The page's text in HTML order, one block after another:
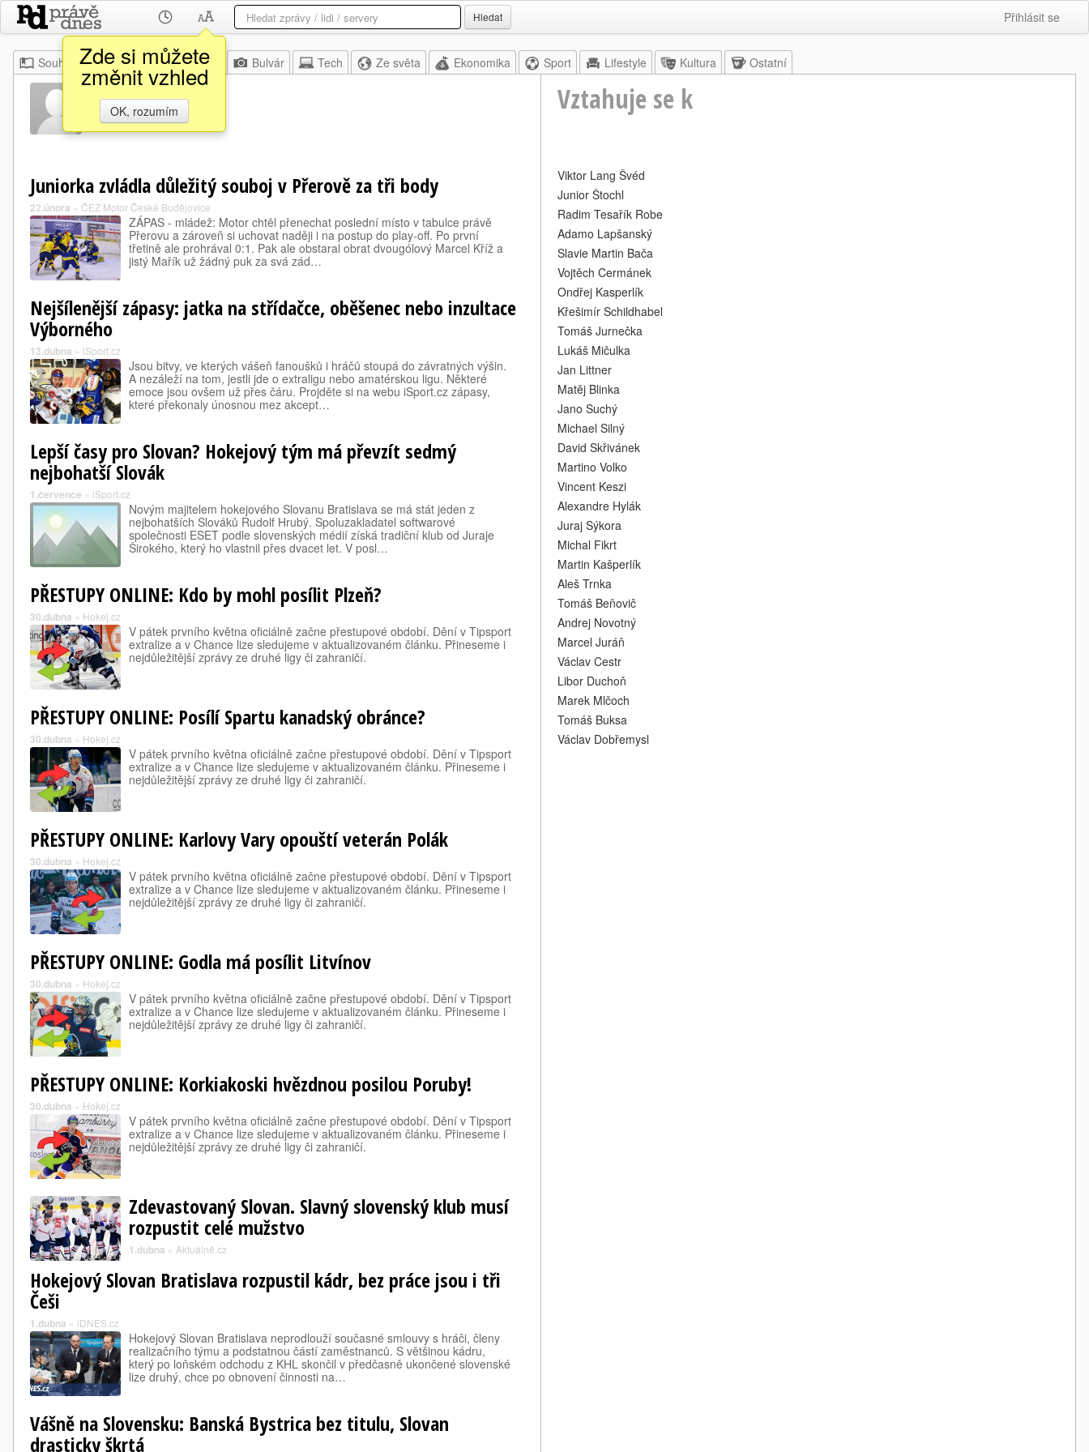
Zde si můžete
změnit vzhled
OK, rozumím
Hledat Přihlásit se
Souhrn Moje Z domova Bulvár Tech Ze světa Ekonomika Sport Lifestyle Kultura Ostatní
Jiří Kučný Vztahuje se k
Juniorka zvládla důležitý souboj v Přerově za tři body
22.února » ČEZ Motor České Budějovice
ZÁPAS - mládež: Motor chtěl přenechat poslední místo v tabulce právě
Přerovu a zároveň si uchovat naději i na postup do play-off. Po první
třetině ale prohrával 0:1. Pak ale obstaral obrat dvougólový Marcel Kříž a
jistý Mařík už žádný puk za svá zád…
Nejšílenější zápasy: jatka na střídačce, oběšenec nebo inzultace
Výborného
13.dubna » iSport.cz
Jsou bitvy, ve kterých vášeň fanoušků i hráčů stoupá do závratných výšin.
A nezáleží na tom, jestli jde o extraligu nebo amatérskou ligu. Některé
emoce jsou ovšem už přes čáru. Projděte si na webu iSport.cz zápasy,
které překonaly únosnou mez akcept…
Lepší časy pro Slovan? Hokejový tým má převzít sedmý
nejbohatší Slovák
1.července » iSport.cz
Novým majitelem hokejového Slovanu Bratislava se má stát jeden z
nejbohatších Slováků Rudolf Hrubý. Spoluzakladatel softwarové
společnosti ESET podle slovenských médií získá tradiční klub od Juraje
Širokého, který ho vlastnil přes dvacet let. V posl…
PŘESTUPY ONLINE: Kdo by mohl posílit Plzeň?
30.dubna » Hokej.cz
V pátek prvního května oficiálně začne přestupové období. Dění v Tipsport
extralize a v Chance lize sledujeme v aktualizovaném článku. Přineseme i
nejdůležitější zprávy ze druhé ligy či zahraničí.
PŘESTUPY ONLINE: Posílí Spartu kanadský obránce?
30.dubna » Hokej.cz
V pátek prvního května oficiálně začne přestupové období. Dění v Tipsport
extralize a v Chance lize sledujeme v aktualizovaném článku. Přineseme i
nejdůležitější zprávy ze druhé ligy či zahraničí.
PŘESTUPY ONLINE: Karlovy Vary opouští veterán Polák
30.dubna » Hokej.cz
V pátek prvního května oficiálně začne přestupové období. Dění v Tipsport
extralize a v Chance lize sledujeme v aktualizovaném článku. Přineseme i
nejdůležitější zprávy ze druhé ligy či zahraničí.
PŘESTUPY ONLINE: Godla má posílit Litvínov
30.dubna » Hokej.cz
V pátek prvního května oficiálně začne přestupové období. Dění v Tipsport
extralize a v Chance lize sledujeme v aktualizovaném článku. Přineseme i
nejdůležitější zprávy ze druhé ligy či zahraničí.
PŘESTUPY ONLINE: Korkiakoski hvězdnou posilou Poruby!
30.dubna » Hokej.cz
V pátek prvního května oficiálně začne přestupové období. Dění v Tipsport
extralize a v Chance lize sledujeme v aktualizovaném článku. Přineseme i
nejdůležitější zprávy ze druhé ligy či zahraničí.
Zdevastovaný Slovan. Slavný slovenský klub musí
rozpustit celé mužstvo
1.dubna » Aktuálně.cz
Hokejový Slovan Bratislava rozpustil kádr, bez práce jsou i tři
Češi
1.dubna » iDNES.cz
Hokejový Slovan Bratislava neprodlouží současné smlouvy s hráči, členy
realizačního týmu a podstatnou částí zaměstnanců. S většinou kádru,
který po loňském odchodu z KHL skončil v předčasně ukončené slovenské
lize druhý, chce po obnovení činnosti na…
Vášně na Slovensku: Banská Bystrica bez titulu, Slovan
drasticky škrtá
Viktor Lang Švéd
Junior Štochl
Radim Tesařík Robe
Adamo Lapšanský
Slavie Martin Bača
Vojtěch Cermánek
Ondřej Kasperlík
Křešimír Schildhabel
Tomáš Jurnečka
Lukáš Mičulka
Jan Littner
Matěj Blinka
Jano Suchý
Michael Silný
David Skřivánek
Martino Volko
Vincent Keszi
Alexandre Hylák
Juraj Sýkora
Michal Fikrt
Martin Kašperlík
Aleš Trnka
Tomáš Beňovič
Andrej Novotný
Marcel Juráň
Václav Cestr
Libor Duchoň
Marek Mlčoch
Tomáš Buksa
Václav Dobřemysl